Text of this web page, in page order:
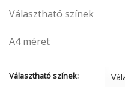
Választható színek
A4 méret
Választható színek: